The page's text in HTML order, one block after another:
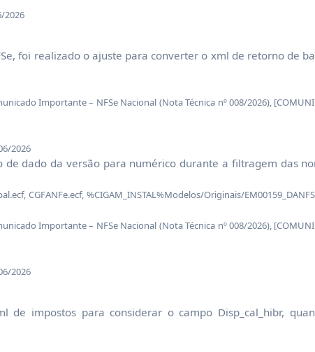
2026
foi realizado o ajuste para converter o xml de retorno de
Importante – NFSe Nacional (Nota Técnica nº 008/2026),
2026
de dado da versão para numérico durante a filtragem das
CGFANFe.ecf, %CIGAM_INSTAL%Modelos/Originais/
Importante – NFSe Nacional (Nota Técnica nº 008/2026),
2026
de impostos para considerar o campo Disp_cal_hibr,